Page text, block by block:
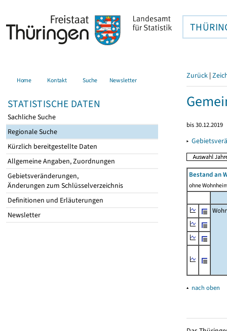
Home Kontakt Suche Newsletter
STATISTISCHE DATEN
Sachliche Suche
Regionale Suche
Kürzlich bereitgestellte Daten
Allgemeine Angaben, Zuordnungen
Gebietsveränderungen,
Änderungen zum Schlüsselverzeichnis
Definitionen und Erläuterungen
Newsletter
Zurück |
bis 30.12.2019
▸
Bestand an
ohne
▴ nach oben